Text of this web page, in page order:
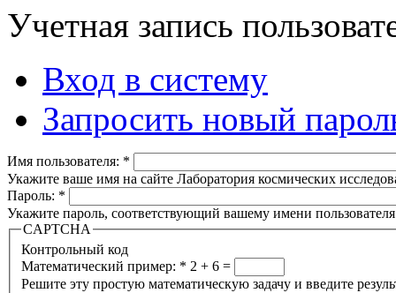
Учетная запись
Вход в систему
Запросить новый
Имя пользователя: *
Укажите ваше имя на сайте Лаборатория космических
Пароль: *
Укажите пароль, соответствующий вашему имени
CAPTCHA
Контрольный код
Математический пример: * 2 + 6 =
Решите эту простую математическую задачу и введите